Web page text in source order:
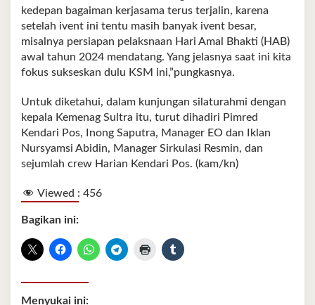
kedepan bagaiman kerjasama terus terjalin, karena
setelah ivent ini tentu masih banyak ivent besar,
misalnya persiapan pelaksnaan Hari Amal Bhakti (HAB)
awal tahun 2024 mendatang. Yang jelasnya saat ini kita
fokus sukseskan dulu KSM ini,”pungkasnya.
Untuk diketahui, dalam kunjungan silaturahmi dengan
kepala Kemenag Sultra itu, turut dihadiri Pimred
Kendari Pos, Inong Saputra, Manager EO dan Iklan
Nursyamsi Abidin, Manager Sirkulasi Resmin, dan
sejumlah crew Harian Kendari Pos. (kam/kn)
Viewed : 456
Bagikan ini:
Menyukai ini: